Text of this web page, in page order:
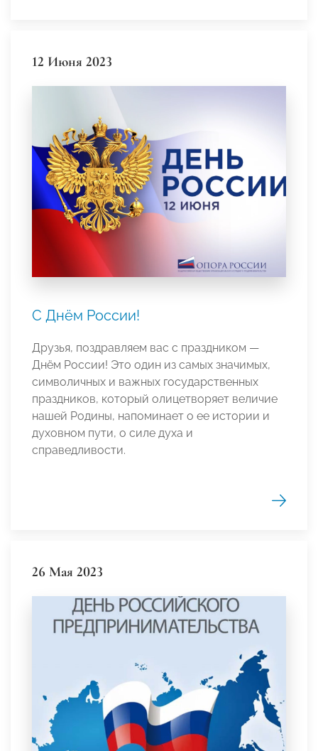
12 Июня 2023
С Днём России!
Друзья, поздравляем вас с праздником —
Днём России! Это один из самых значимых,
символичных и важных государственных
праздников, который олицетворяет величие
нашей Родины, напоминает о ее истории и
духовном пути, о силе духа и
справедливости.
26 Мая 2023